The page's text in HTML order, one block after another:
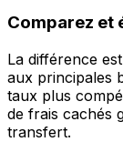
Comparez et
La différence
aux principales
taux plus
de frais cachés
transfert.